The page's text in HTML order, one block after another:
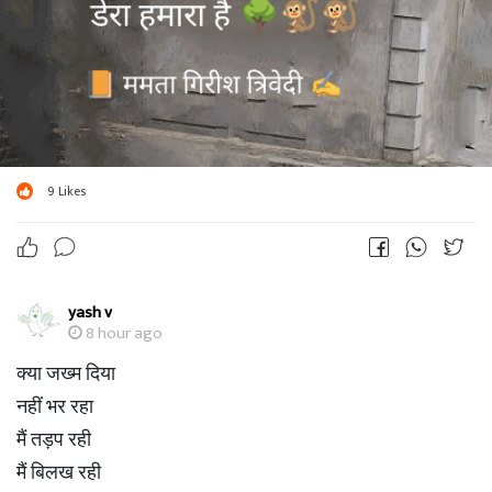
टूटा विश्वास मेरा
9 Likes
yash v
8 hour ago
क्या जख्म दिया
नहीं भर रहा
मैं तड़प रही
मैं बिलख रही